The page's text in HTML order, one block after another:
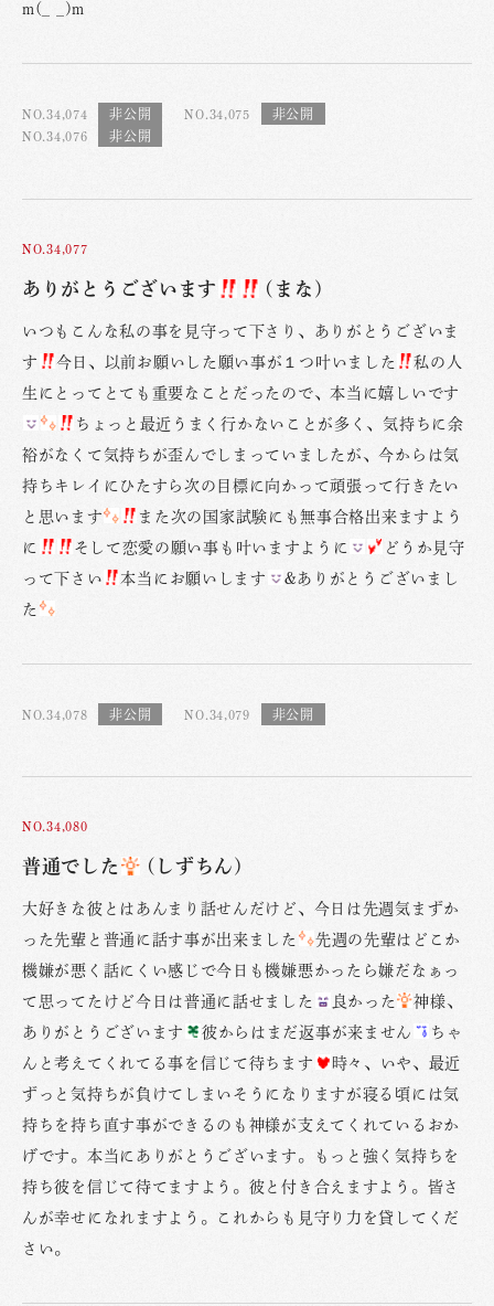
m(_ _)m
NO.34,074
NO.34,075
NO.34,076
NO.34,077
ありがとうございます (まな)
いつもこんな私の事を見守って下さり、ありがとうございま
す
今日、以前お願いした願い事が１つ叶いました
私の人
生にとってとても重要なことだったので、本当に嬉しいです
ちょっと最近うまく行かないことが多く、気持ちに余
裕がなくて気持ちが歪んでしまっていましたが、今からは気
持ちキレイにひたすら次の目標に向かって頑張って行きたい
と思います
また次の国家試験にも無事合格出来ますよう
に
そして恋愛の願い事も叶いますように
どうか見守
って下さい
本当にお願いします
&ありがとうございまし
た
NO.34,078 NO.34,079
NO.34,080
普通でした (しずちん)
大好きな彼とはあんまり話せんだけど、今日は先週気まずか
った先輩と普通に話す事が出来ました
先週の先輩はどこか
機嫌が悪く話にくい感じで今日も機嫌悪かったら嫌だなぁっ
て思ってたけど今日は普通に話せました
良かった
神様、
ありがとうございます
彼からはまだ返事が来ません
ちゃ
んと考えてくれてる事を信じて待ちます
時々、いや、最近
ずっと気持ちが負けてしまいそうになりますが寝る頃には気
持ちを持ち直す事ができるのも神様が支えてくれているおか
げです。本当にありがとうございます。もっと強く気持ちを
持ち彼を信じて待てますよう。彼と付き合えますよう。皆さ
んが幸せになれますよう。これからも見守り力を貸してくだ
さい。